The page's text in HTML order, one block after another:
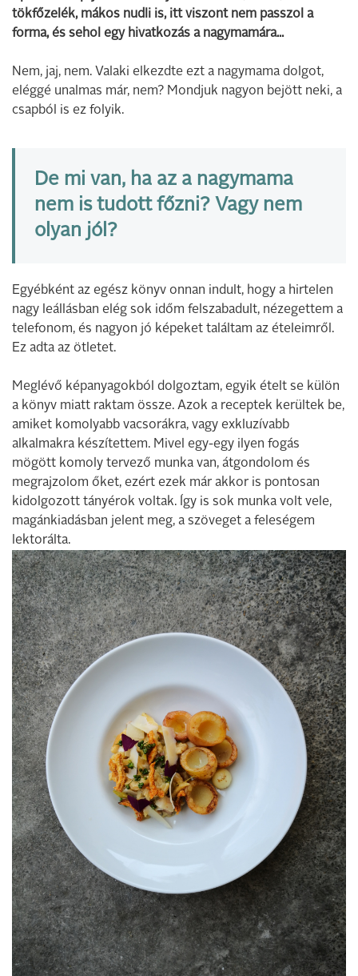
tökfőzelék, mákos nudli is, itt viszont nem passzol a
forma, és sehol egy hivatkozás a nagymamára...
Nem, jaj, nem. Valaki elkezdte ezt a nagymama dolgot,
eléggé unalmas már, nem? Mondjuk nagyon bejött neki, a
csapból is ez folyik.
De mi van, ha az a nagymama
nem is tudott főzni? Vagy nem
olyan jól?
Egyébként az egész könyv onnan indult, hogy a hirtelen
nagy leállásban elég sok időm felszabadult, nézegettem a
telefonom, és nagyon jó képeket találtam az ételeimről.
Ez adta az ötletet.
Meglévő képanyagokból dolgoztam, egyik ételt se külön
a könyv miatt raktam össze. Azok a receptek kerültek be,
amiket komolyabb vacsorákra, vagy exkluzívabb
alkalmakra készítettem. Mivel egy-egy ilyen fogás
mögött komoly tervező munka van, átgondolom és
megrajzolom őket, ezért ezek már akkor is pontosan
kidolgozott tányérok voltak. Így is sok munka volt vele,
magánkiadásban jelent meg, a szöveget a feleségem
lektorálta.